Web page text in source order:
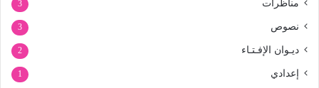
مناظرات 3
نصوص 3
ديـوان الإفـتـاء 2
إعدادي 1